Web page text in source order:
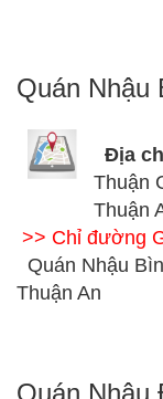
Quán Nhậu
Địa
Thuận
Thuận
>> Chỉ đường
Quán Nhậu
Thuận An
Quán Nhậu